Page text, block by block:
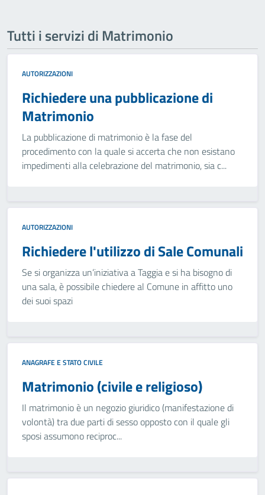
Tutti i servizi di Matrimonio
AUTORIZZAZIONI
Richiedere una pubblicazione di
Matrimonio
La pubblicazione di matrimonio è la fase del
procedimento con la quale si accerta che non esistano
impedimenti alla celebrazione del matrimonio, sia c...
AUTORIZZAZIONI
Richiedere l'utilizzo di Sale Comunali
Se si organizza un’iniziativa a Taggia e si ha bisogno di
una sala, è possibile chiedere al Comune in affitto uno
dei suoi spazi
ANAGRAFE E STATO CIVILE
Matrimonio (civile e religioso)
Il matrimonio è un negozio giuridico (manifestazione di
volontà) tra due parti di sesso opposto con il quale gli
sposi assumono reciproc...